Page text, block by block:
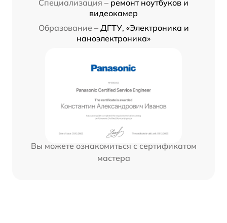
Специализация – ремонт ноутбуков и
видеокамер
Образование – ДГТУ, «Электроника и
наноэлектроника»
Вы можете ознакомиться с сертификатом
мастера